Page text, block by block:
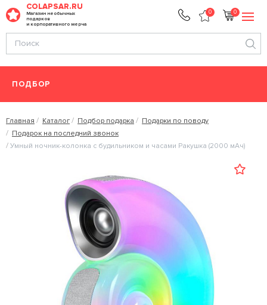
COLAPSAR.RU
Магазин необычных
подарков
и корпоративного мерча
0 0
ПОДБОР
Главная Каталог Подбор подарка
Подарки по поводу
Подарок на последний звонок
Умный ночник-колонка с будильником и часами Ракушка (2000 мАч)